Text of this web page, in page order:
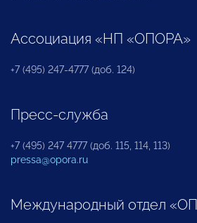
Ассоциация «НП «ОПОРА»
+7 (495) 247-4777 (доб. 124)
Пресс-служба
+7 (495) 247 4777 (доб. 115, 114, 113)
pressa@opora.ru
Международный отдел